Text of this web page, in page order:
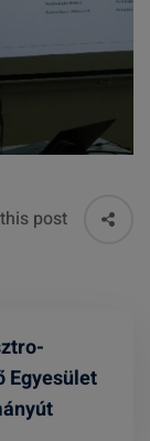
post
Egyesület